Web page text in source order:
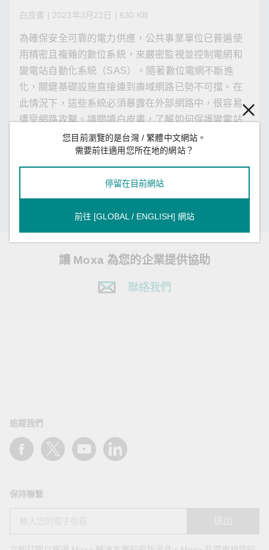
白皮書 | 2023年3月23日 | 630 KB
為確保安全可靠的電力供應，公共事業單位已普遍使
用精密且複雜的數位系統，來嚴密監視並控制電網和
變電站自動化系統（SAS）。隨著數位電網不斷進
化，關鍵基礎設施直接連到廣域網路已勢不可擋。在
此情況下，這些系統必須暴露在外部網路中，很容易
遭受網路攻擊。請閱讀白皮書，了解如何保護變電站
系統免於遭受網路威脅。
下載 儲存至 My Moxa
已是會員?登入
讓 Moxa 為您的企業提供協助
聯絡我們
追蹤我們
保持聯繫
您目前瀏覽的是台灣 / 繁體中文網站。
需要前往適用您所在地的網站？
停留在目前網站
前往 [GLOBAL / ENGLISH] 網站